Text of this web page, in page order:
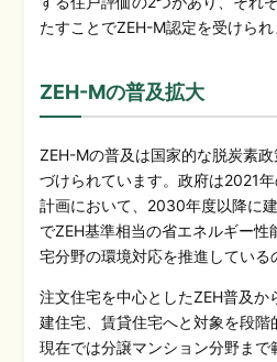
たすことでZEH-M認定を受けられ
ZEH-Mの普及拡大
ZEH-Mの普及は国家的な脱炭素
づけられています。政府は2021
計画において、2030年度以降に
でZEH基準相当の省エネルギー性
宅分野の環境対応を推進している
注文住宅を中心としたZEH普及か
建住宅、賃貸住宅へと対象を段階
現在では分譲マンション分野まで